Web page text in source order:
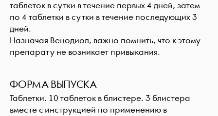
таблеток в сутки в течение первых 4 дней, затем
по 4 таблетки в сутки в течение последующих 3
дней.
Назначая Венодиол, важно помнить, что к этому
препарату не возникает привыкания.
ФОРМА ВЫПУСКА
Таблетки. 10 таблеток в блистере. 3 блистера
вместе с инструкцией по применению в